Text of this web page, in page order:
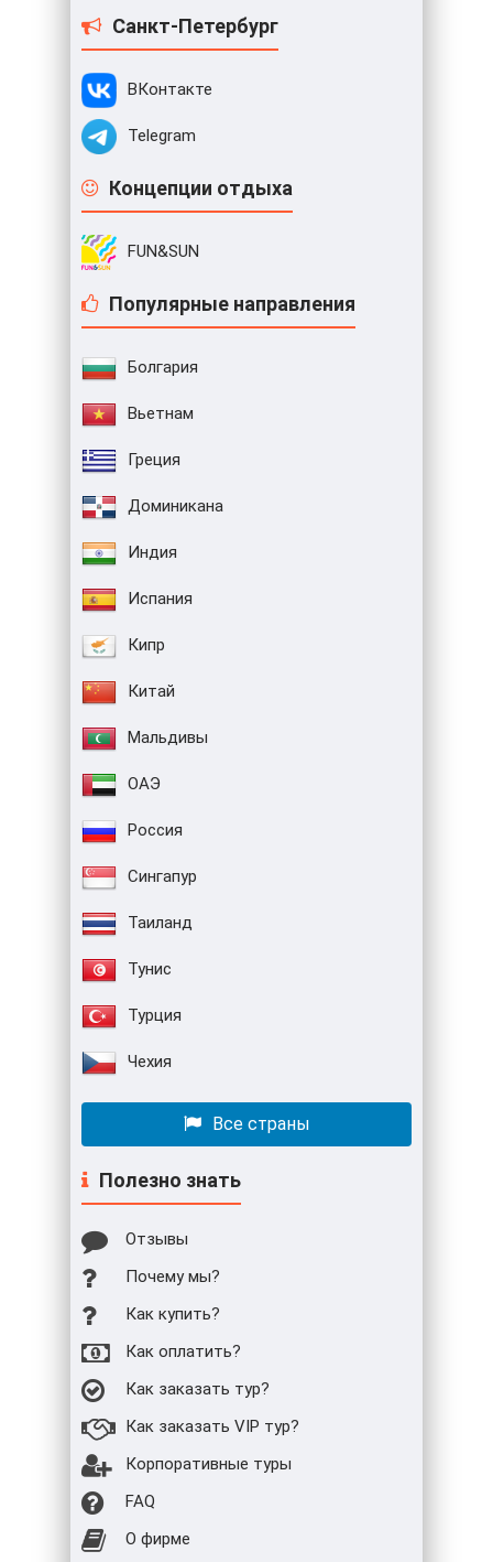
Санкт-Петербург
ВКонтакте
Telegram
Концепции отдыха
FUN&SUN
Популярные направления
Болгария
Вьетнам
Греция
Доминикана
Индия
Испания
Кипр
Китай
Мальдивы
ОАЭ
Россия
Сингапур
Таиланд
Тунис
Турция
Чехия
Все страны
Полезно знать
Отзывы
Почему мы?
Как купить?
Как оплатить?
Как заказать тур?
Как заказать VIP тур?
Корпоративные туры
FAQ
О фирме